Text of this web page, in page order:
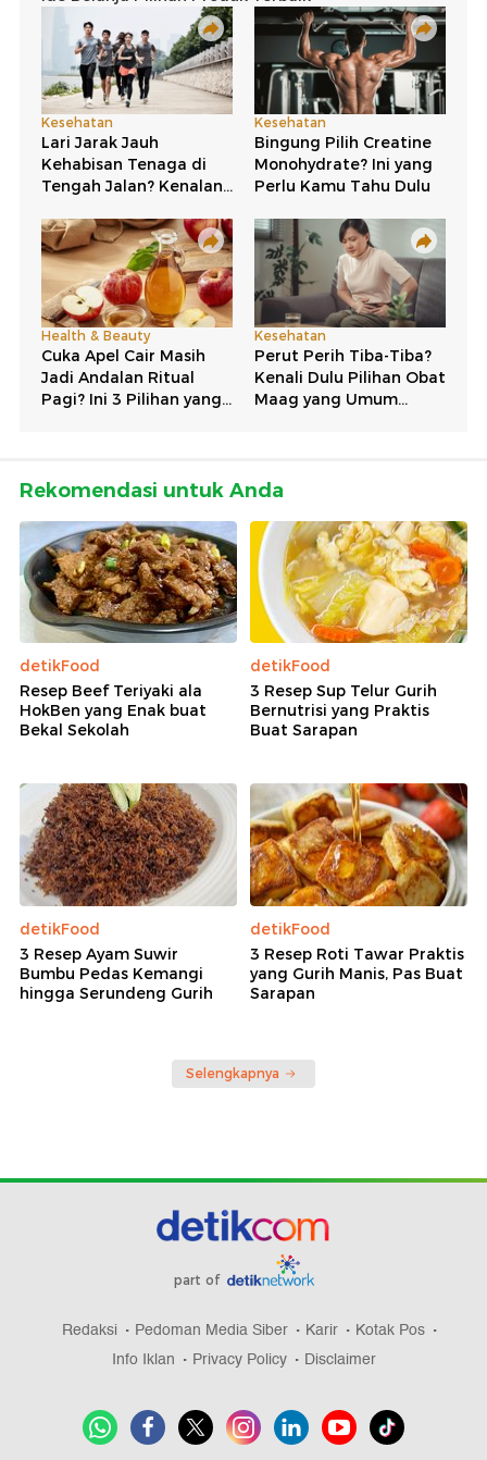
Rekomendasi untuk Anda
detikFood
Resep Beef Teriyaki ala
HokBen yang Enak buat
Bekal Sekolah
detikFood
3 Resep Sup Telur Gurih
Bernutrisi yang Praktis
Buat Sarapan
detikFood
3 Resep Ayam Suwir
Bumbu Pedas Kemangi
hingga Serundeng Gurih
detikFood
3 Resep Roti Tawar Praktis
yang Gurih Manis, Pas Buat
Sarapan
Selengkapnya
part of
Redaksi Pedoman Media Siber Karir
Kotak Pos
Info Iklan
Privacy Policy Disclaimer